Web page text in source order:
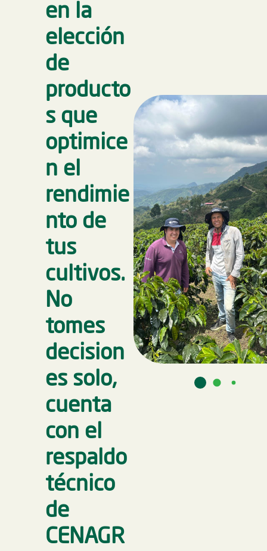
en la
elección
de
producto
s que
optimice
n el
rendimie
nto de
tus
cultivos.
No
tomes
decision
es solo,
cuenta
con el
respaldo
técnico
de
CENAGR